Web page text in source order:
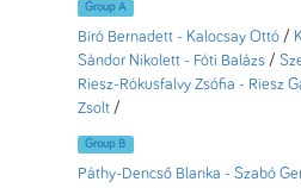
Group A
Bíró Bernadett - Kalocsay Ottó /
Sándor Nikolett - Fóti Balázs /
Riesz-Rókusfalvy Zsófia - Riesz
Zsolt /
Group B
Páthy-Dencső Blanka - Szabó